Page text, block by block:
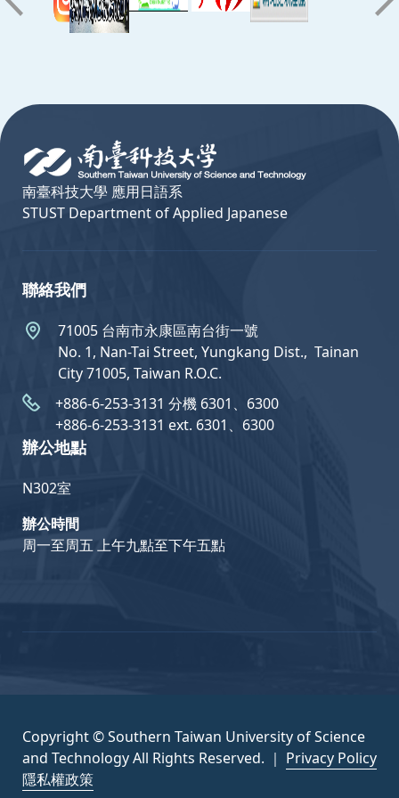
南臺科技大學 應用日語系
STUST Department of Applied Japanese
聯絡我們
71005 台南市永康區南台街一號
No. 1, Nan-Tai Street, Yungkang Dist.,  Tainan
City 71005, Taiwan R.O.C.
+886-6-253-3131 分機 6301、6300
+886-6-253-3131 ext. 6301、6300
辦公地點
N302室
辦公時間
周一至周五 上午九點至下午五點
Copyright © Southern Taiwan University of Science
and Technology All Rights Reserved. ｜ Privacy Policy
隱私權政策